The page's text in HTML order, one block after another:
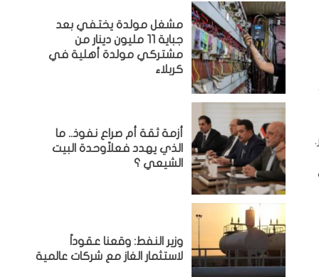
مشغل مولدة يختفي بعد
جباية 11 مليون دينار من
مشتركي مولدة أهلية في
كربلاء
أزمة ثقة أم صراع نفوذ.. ما
الذي يهدد فعلاًوحدة البيت
الشيعي ؟
وزير النفط: وقعنا عقوداً
لاستثمار الغاز مع شركات عالمية